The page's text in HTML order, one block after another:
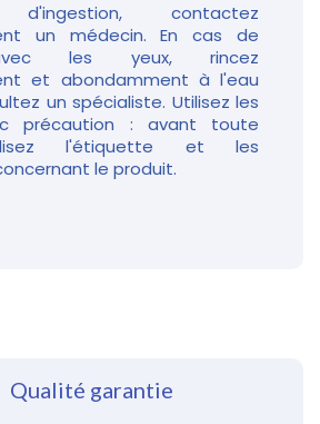
contactez
un médecin. En cas de
les yeux, rincez
et abondamment à l'eau
un spécialiste. Utilisez les
précaution : avant toute
lisez l'étiquette et les
le produit.
Qualité garantie